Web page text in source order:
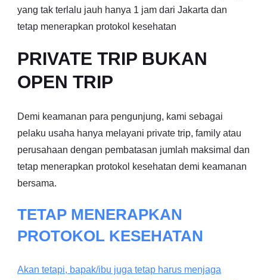
yang tak terlalu jauh hanya 1 jam dari Jakarta dan
tetap menerapkan protokol kesehatan
PRIVATE TRIP BUKAN
OPEN TRIP
Demi keamanan para pengunjung, kami sebagai
pelaku usaha hanya melayani private trip, family atau
perusahaan dengan pembatasan jumlah maksimal dan
tetap menerapkan protokol kesehatan demi keamanan
bersama.
TETAP MENERAPKAN
PROTOKOL KESEHATAN
Akan tetapi, bapak/ibu juga tetap harus menjaga